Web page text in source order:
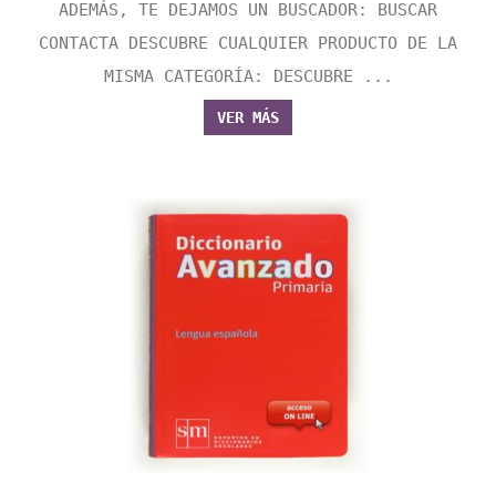
ADEMÁS, TE DEJAMOS UN BUSCADOR: BUSCAR
CONTACTA DESCUBRE CUALQUIER PRODUCTO DE LA
MISMA CATEGORÍA: DESCUBRE ...
VER MÁS